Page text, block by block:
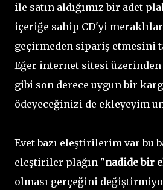
ile satın aldığımız bir adet
içeriğe sahip CD'yi
geçirmeden sipariş etmesini
Eğer internet sitesi üzerinden
gibi son derece uygun bir
ödeyeceğinizi de ekleyeyim
Evet bazı eleştirilerim var bu
eleştiriler plağın "nadide bir
olması gerçeğini